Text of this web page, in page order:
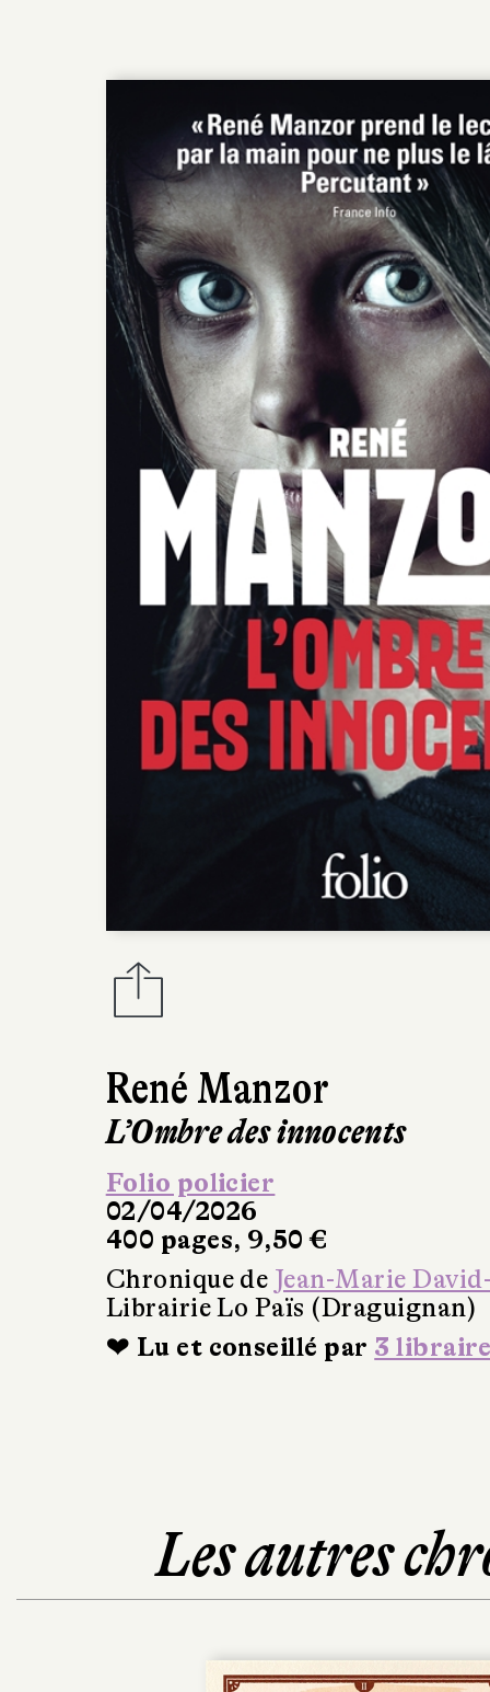
René Manzor
L’Ombre des innocents
Folio policier
02/04/2026
400 pages, 9,50 €
Chronique de Jean-Marie
Librairie Lo Païs (Draguignan)
❤ Lu et conseillé par 3
Les autres